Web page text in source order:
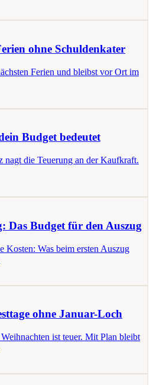
ohne Schuldenkater
Ferien und bleibst vor Ort im
Budget bedeutet
nagt die Teuerung an der Kaufkraft.
Das Budget für den Auszug
Kosten: Was beim ersten Auszug
ohne Januar-Loch
ist teuer. Mit Plan bleibt